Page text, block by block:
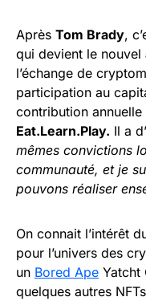
Après Tom Brady,
qui devient le nouvel
l’échange de
participation au
contribution
Eat.Learn.Play. Il a
mêmes convictions
communauté, et je
pouvons réaliser
On connait l’intérêt
pour l’univers des
un Bored Ape Yatcht
quelques autres